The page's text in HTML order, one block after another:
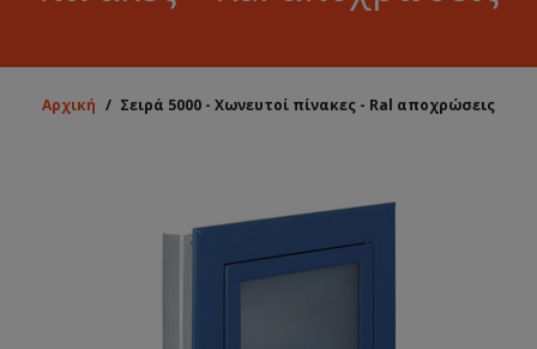
Αρχική / Σειρά 5000 - Χωνευτοί πίνακες - Ral αποχρώσεις